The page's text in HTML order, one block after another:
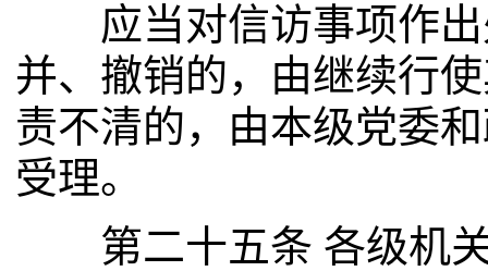
应当对信访事项作出
并、撤销的，由继续行
责不清的，由本级党委
受理。
第二十五条 各级机关